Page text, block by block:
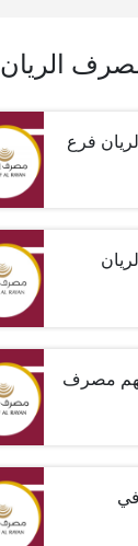
الريان
فرع
مصرف